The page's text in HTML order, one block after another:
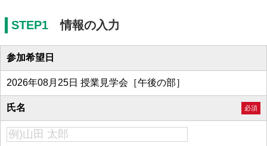
STEP1 情報の入力
参加希望日
2026年08月25日 授業見学会［午後の部］
氏名 必須